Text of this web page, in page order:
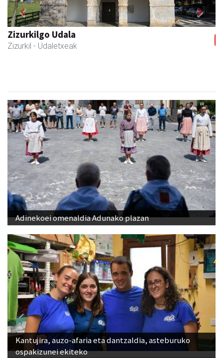
Zizurkilgo Udala
Zizurkil - Udaletxeak
Previous Next
Adinekoei omenaldia Adunako plazan
Kantujira, auzo-afaria eta dantzaldia, asteburuko
ospakizunei ekiteko